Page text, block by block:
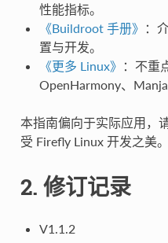
性能指标。
《Buildroot 手册》 ：
置与开发。
《更多 Linux》 ：不重
OpenHarmony、
本指南偏向于实际应用，
受 Firefly Linux 开发之美。
2. 修订记录
V1.1.2